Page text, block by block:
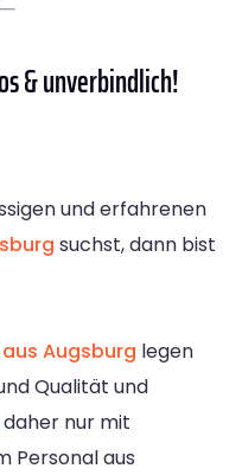
& unverbindlich!
und erfahrenen
suchst, dann bist
Augsburg legen
Qualität und
daher nur mit
Personal aus